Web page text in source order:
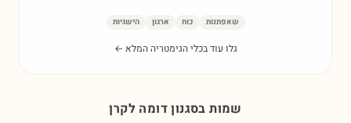
שאפתנות כוח ארגון הישגיות
גלו עוד בכלי הגימטריה המלא ←
שמות בסגנון דומה לקרן